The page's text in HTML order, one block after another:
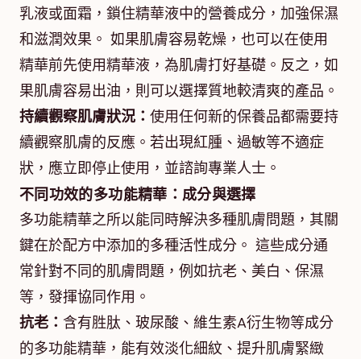
乳液或面霜，鎖住精華液中的營養成分，加強保濕
和滋潤效果。 如果肌膚容易乾燥，也可以在使用
精華前先使用精華液，為肌膚打好基礎。反之，如
果肌膚容易出油，則可以選擇質地較清爽的產品。
持續觀察肌膚狀況： 使用任何新的保養品都需要持
續觀察肌膚的反應。若出現紅腫、過敏等不適症
狀，應立即停止使用，並諮詢專業人士。
不同功效的多功能精華：成分與選擇
多功能精華之所以能同時解決多種肌膚問題，其關
鍵在於配方中添加的多種活性成分。 這些成分通
常針對不同的肌膚問題，例如抗老、美白、保濕
等，發揮協同作用。
抗老： 含有胜肽、玻尿酸、維生素A衍生物等成分
的多功能精華，能有效淡化細紋、提升肌膚緊緻